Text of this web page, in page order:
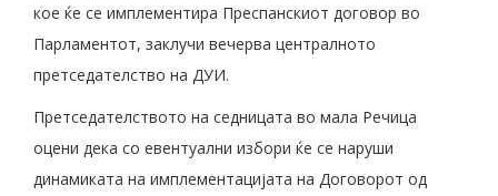
кое ќе се имплементира Преспанскиот договор во
Парламентот, заклучи вечерва централното
претседателство на ДУИ.
Претседателството на седницата во мала Речица
оцени дека со евентуални избори ќе се наруши
динамиката на имплементацијата на Договорот од